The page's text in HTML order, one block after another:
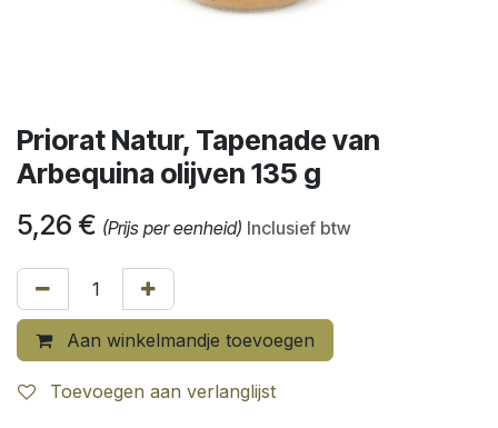
Priorat Natur, Tapenade van
Arbequina olijven 135 g
5,26 € (Prijs per eenheid) Inclusief btw
Aan winkelmandje toevoegen
Toevoegen aan verlanglijst